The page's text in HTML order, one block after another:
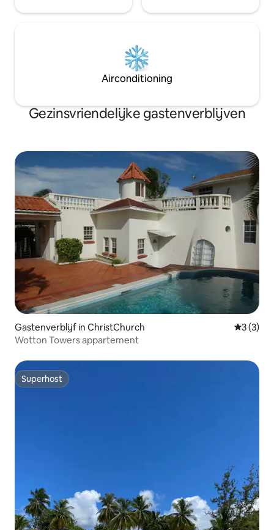
Airconditioning
Gezinsvriendelijke gastenverblijven
Gastenverblijf in ChristChurch
3 (3)
Wotton Towers appartement
Superhost
Superhost